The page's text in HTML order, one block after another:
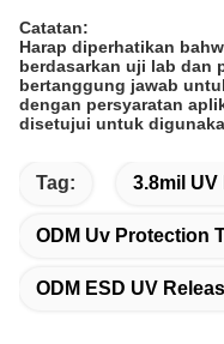
Catatan:
Harap diperhatikan
berdasarkan uji lab dan
bertanggung jawab
dengan persyaratan
disetujui untuk
Tag: 3.8mil
ODM Uv Protection
ODM ESD UV